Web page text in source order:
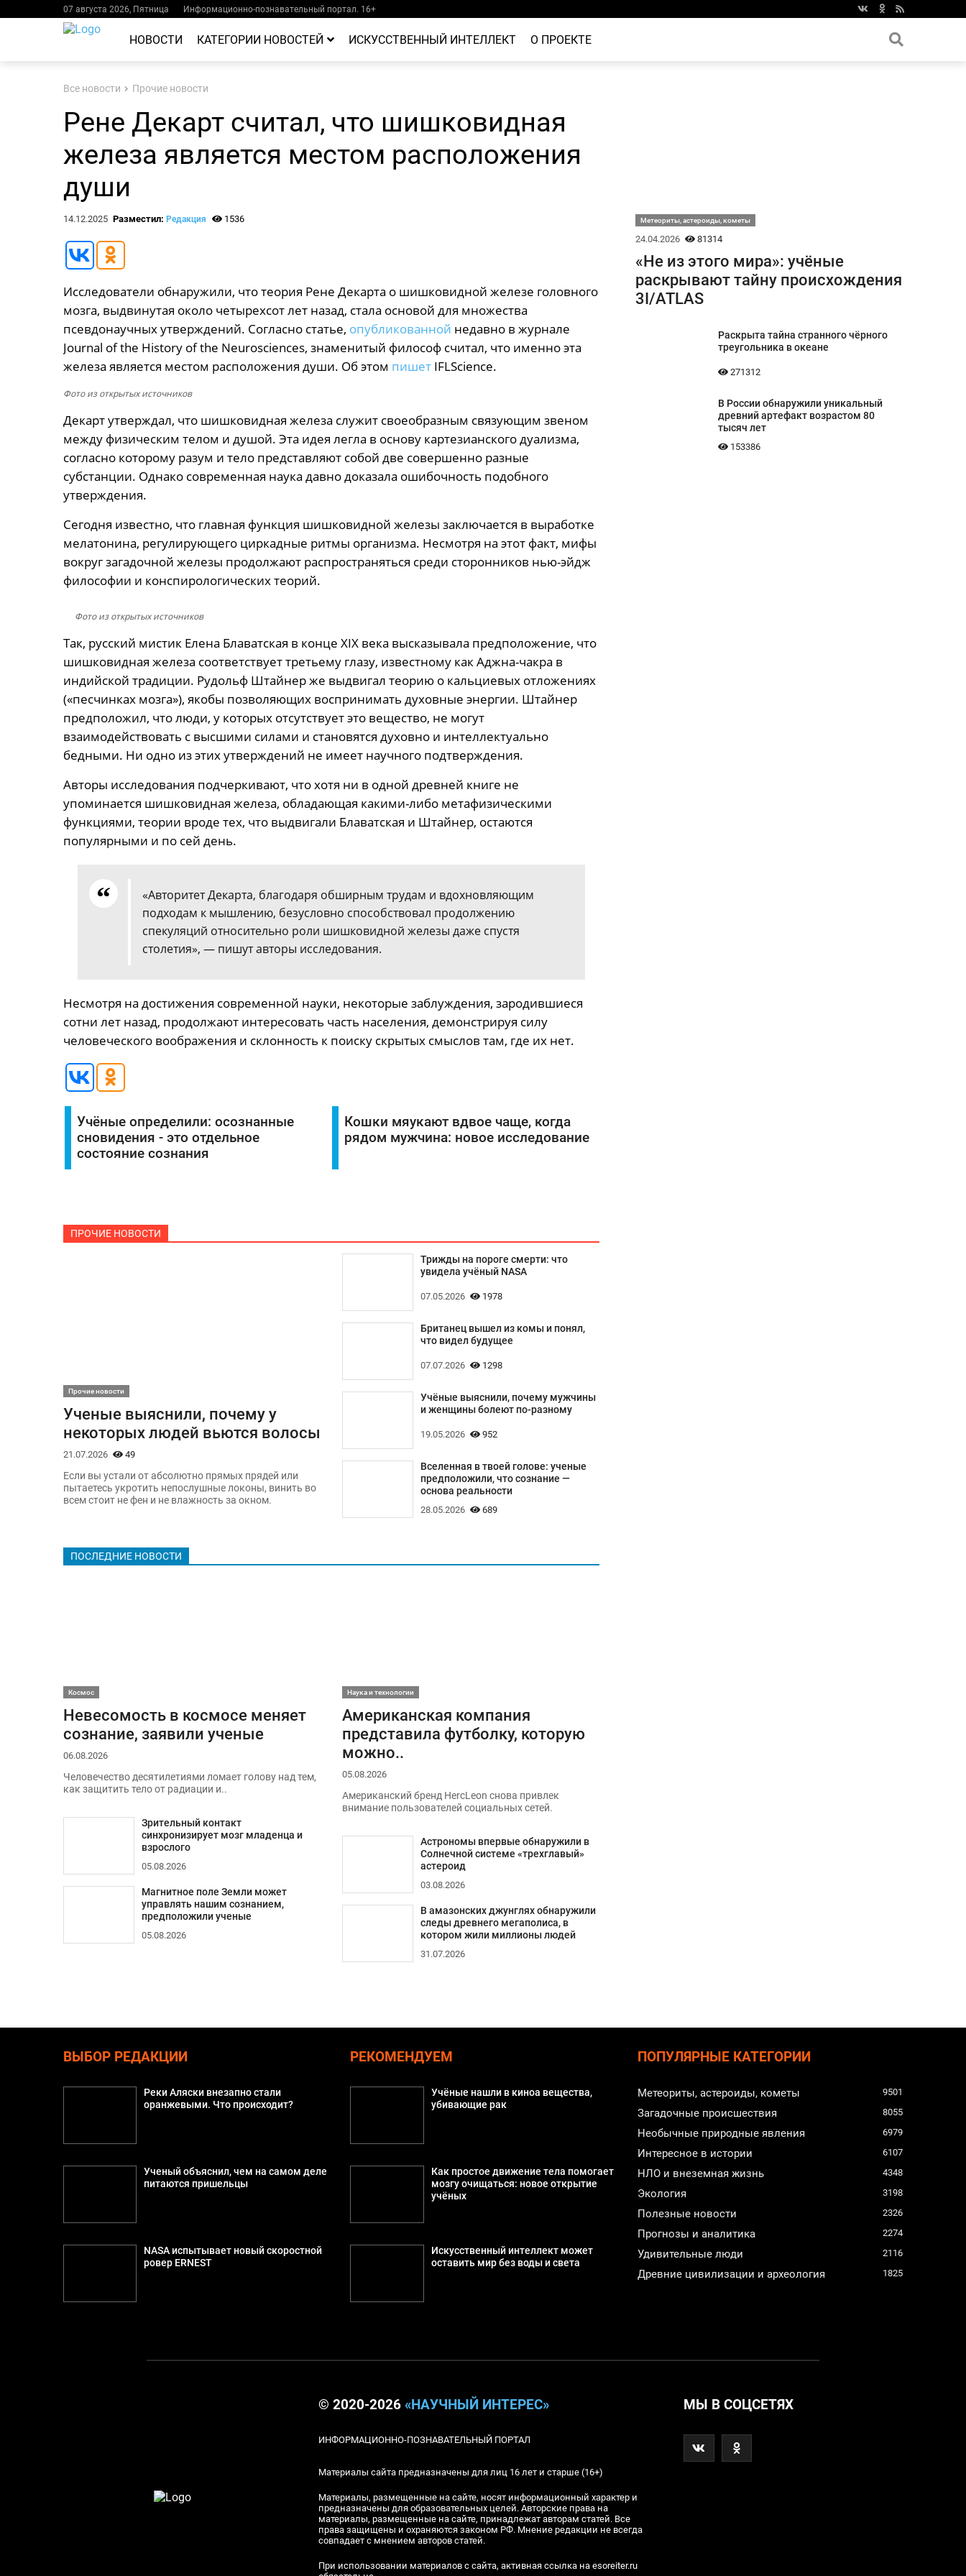
07 августа 2026, Пятница Информационно-познавательный портал. 16+
НОВОСТИ КАТЕГОРИИ НОВОСТЕЙ ИСКУССТВЕННЫЙ ИНТЕЛЛЕКТ О ПРОЕКТЕ
Все новости Прочие новости
Рене Декарт считал, что шишковидная
железа является местом расположения
души
14.12.2025 Разместил: Редакция 1536
Исследователи обнаружили, что теория Рене Декарта о шишковидной железе головного
мозга, выдвинутая около четырехсот лет назад, стала основой для множества
псевдонаучных утверждений. Согласно статье, опубликованной недавно в журнале
Journal of the History of the Neurosciences, знаменитый философ считал, что именно эта
железа является местом расположения души. Об этом пишетIFLScience.
Фото из открытых источников
Декарт утверждал, что шишковидная железа служит своеобразным связующим звеном
между физическим телом и душой. Эта идея легла в основу картезианского дуализма,
согласно которому разум и тело представляют собой две совершенно разные
субстанции. Однако современная наука давно доказала ошибочность подобного
утверждения.
Сегодня известно, что главная функция шишковидной железы заключается в выработке
мелатонина, регулирующего циркадные ритмы организма. Несмотря на этот факт, мифы
вокруг загадочной железы продолжают распространяться среди сторонников нью-эйдж
философии и конспирологических теорий.
Фото из открытых источников
Так, русский мистик Елена Блаватская в конце XIX века высказывала предположение, что
шишковидная железа соответствует третьему глазу, известному как Аджна-чакра в
индийской традиции. Рудольф Штайнер же выдвигал теорию о кальциевых отложениях
(«песчинках мозга»), якобы позволяющих воспринимать духовные энергии. Штайнер
предположил, что люди, у которых отсутствует это вещество, не могут
взаимодействовать с высшими силами и становятся духовно и интеллектуально
бедными. Ни одно из этих утверждений не имеет научного подтверждения.
Авторы исследования подчеркивают, что хотя ни в одной древней книге не
упоминается шишковидная железа, обладающая какими-либо метафизическими
функциями, теории вроде тех, что выдвигали Блаватская и Штайнер, остаются
популярными и по сей день.
«Авторитет Декарта, благодаря обширным трудам и вдохновляющим
подходам к мышлению, безусловно способствовал продолжению
спекуляций относительно роли шишковидной железы даже спустя
столетия», — пишут авторы исследования.
Несмотря на достижения современной науки, некоторые заблуждения, зародившиеся
сотни лет назад, продолжают интересовать часть населения, демонстрируя силу
человеческого воображения и склонность к поиску скрытых смыслов там, где их нет.
Учёные определили: осознанные
сновидения - это отдельное
состояние сознания
Кошки мяукают вдвое чаще, когда
рядом мужчина: новое исследование
ПРОЧИЕ НОВОСТИ
Прочие новости
Ученые выяснили, почему у
некоторых людей вьются волосы
21.07.2026 49
Если вы устали от абсолютно прямых прядей или
пытаетесь укротить непослушные локоны, винить во
всем стоит не фен и не влажность за окном.
Трижды на пороге смерти: что
увидела учёный NASA
07.05.2026 1978
Британец вышел из комы и понял,
что видел будущее
07.07.2026 1298
Учёные выяснили, почему мужчины
и женщины болеют по-разному
19.05.2026 952
Вселенная в твоей голове: ученые
предположили, что сознание —
основа реальности
28.05.2026 689
ПОСЛЕДНИЕ НОВОСТИ
Космос
Невесомость в космосе меняет
сознание, заявили ученые
06.08.2026
Человечество десятилетиями ломает голову над тем,
как защитить тело от радиации и..
Зрительный контакт
синхронизирует мозг младенца и
взрослого
05.08.2026
Магнитное поле Земли может
управлять нашим сознанием,
предположили ученые
05.08.2026
Наука и технологии
Американская компания
представила футболку, которую
можно..
05.08.2026
Американский бренд HercLeon снова привлек
внимание пользователей социальных сетей.
Астрономы впервые обнаружили в
Солнечной системе «трехглавый»
астероид
03.08.2026
В амазонских джунглях обнаружили
следы древнего мегаполиса, в
котором жили миллионы людей
31.07.2026
Метеориты, астероиды, кометы
24.04.2026 81314
«Не из этого мира»: учёные
раскрывают тайну происхождения
3I/ATLAS
Раскрыта тайна странного чёрного
треугольника в океане
271312
В России обнаружили уникальный
древний артефакт возрастом 80
тысяч лет
153386
ВЫБОР РЕДАКЦИИ
Реки Аляски внезапно стали
оранжевыми. Что происходит?
Ученый объяснил, чем на самом деле
питаются пришельцы
NASA испытывает новый скоростной
ровер ERNEST
РЕКОМЕНДУЕМ
Учёные нашли в киноа вещества,
убивающие рак
Как простое движение тела помогает
мозгу очищаться: новое открытие
учёных
Искусственный интеллект может
оставить мир без воды и света
ПОПУЛЯРНЫЕ КАТЕГОРИИ
Метеориты, астероиды, кометы 9501
Загадочные происшествия 8055
Необычные природные явления 6979
Интересное в истории 6107
НЛО и внеземная жизнь 4348
Экология 3198
Полезные новости 2326
Прогнозы и аналитика 2274
Удивительные люди 2116
Древние цивилизации и археология 1825
© 2020-2026 «НАУЧНЫЙ ИНТЕРЕС»
ИНФОРМАЦИОННО-ПОЗНАВАТЕЛЬНЫЙ ПОРТАЛ
Материалы сайта предназначены для лиц 16 лет и старше (16+)
Материалы, размещенные на сайте, носят информационный характер и
предназначены для образовательных целей. Авторские права на
материалы, размещенные на сайте, принадлежат авторам статей. Все
права защищены и охраняются законом РФ. Мнение редакции не всегда
совпадает с мнением авторов статей.
При использовании материалов с сайта, активная ссылка на esoreiter.ru
МЫ В СОЦСЕТЯХ